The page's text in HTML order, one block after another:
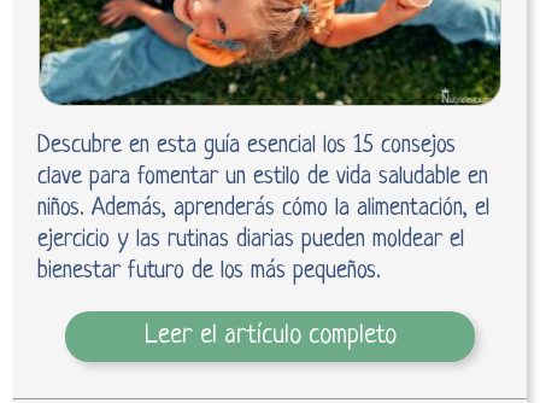
Descubre en esta guía esencial los 15 consejos
clave para fomentar un estilo de vida saludable en
niños. Además, aprenderás cómo la alimentación, el
ejercicio y las rutinas diarias pueden moldear el
bienestar futuro de los más pequeños.
Leer el artículo completo